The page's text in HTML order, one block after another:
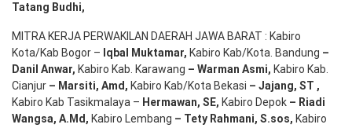
Tatang Budhi,
MITRA KERJA PERWAKILAN DAERAH JAWA BARAT : Kabiro
Kota/Kab Bogor – Iqbal Muktamar, Kabiro Kab/Kota. Bandung –
Danil Anwar, Kabiro Kab. Karawang – Warman Asmi, Kabiro Kab.
Cianjur – Marsiti, Amd, Kabiro Kab/Kota Bekasi – Jajang, ST ,
Kabiro Kab Tasikmalaya – Hermawan, SE, Kabiro Depok – Riadi
Wangsa, A.Md, Kabiro Lembang – Tety Rahmani, S.sos, Kabiro